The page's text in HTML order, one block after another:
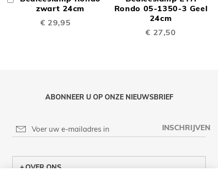
zwart 24cm
€ 29,95
Winkelwagen
Rondo 05-1350-3 Geel
24cm
€ 27,50
ABONNEER U OP ONZE NIEUWSBRIEF
INSCHRIJVEN
OVER ONS